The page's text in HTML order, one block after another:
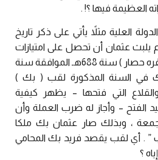
العظيمة فيها ؟! .
العلية مثلاً يأتي على ذكر تاريخ
يلبث عثمان أن تحصل على امتيازات
جديدة عقب فتحه قلعة ( قره حصار ) سنة 688هـ الموافقة سنة
في السنة المذكورة لقب ( بك )
التي فتحها – يظهر كيفية
الفتح – وأجاز له ضرب العملة وأن
، وبذلك صار عثمان بك ملكا
” . أي لقب يقصد فريد بك المحامي
؟